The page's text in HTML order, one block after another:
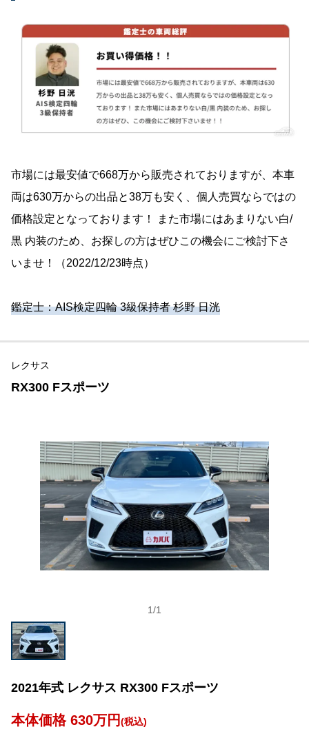
市場には最安値で668万から販売されておりますが、本車
両は630万からの出品と38万も安く、個人売買ならではの
価格設定となっております！ また市場にはあまりない白/
黒 内装のため、お探しの方はぜひこの機会にご検討下さ
いませ！（2022/12/23時点）
鑑定士：AIS検定四輪 3級保持者 杉野 日洸
レクサス
RX300 Fスポーツ
1/1
2021年式 レクサス RX300 Fスポーツ
本体価格 630万円(税込)